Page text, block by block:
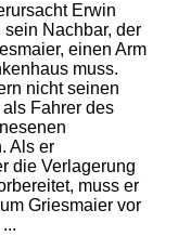
Erwin
Nachbar, der
einen Arm
muss.
nicht seinen
Fahrer des
Als er
die Verlagerung
muss er
Griesmaier vor